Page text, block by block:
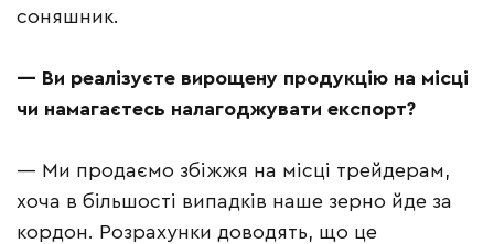
соняшник.
— Ви реалізуєте вирощену продукцію на місці
чи намагаєтесь налагоджувати експорт?
— Ми продаємо збіжжя на місці трейдерам,
хоча в більшості випадків наше зерно йде за
кордон. Розрахунки доводять, що це